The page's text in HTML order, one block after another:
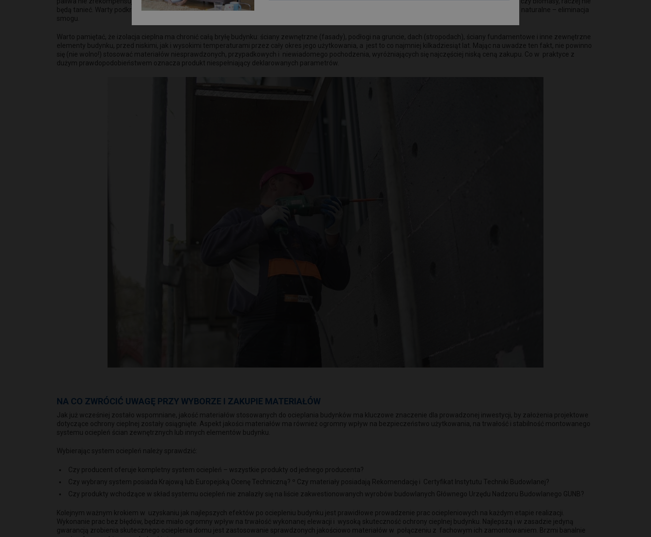
będą tanieć. Warty podkreślenia jest fakt, że redukując znacząco zużycie energii, mocno ogranicza się emisję CO2, co pozytywnie wpływa na środowisko naturalne – eliminacja
smogu.
Warto pamiętać, że izolacja cieplna ma chronić całą bryłę budynku: ściany zewnętrzne (fasady), podłogi na gruncie, dach (stropodach), ściany fundamentowe i inne zewnętrzne
elementy budynku, przed niskimi, jak i wysokimi temperaturami przez cały okres jego użytkowania, a jest to co najmniej kilkadziesiąt lat. Mając na uwadze ten fakt, nie powinno
się (nie wolno!) stosować materiałów niesprawdzonych, przypadkowych i niewiadomego pochodzenia, wyróżniających się najczęściej niską ceną zakupu. Co w praktyce z
dużym prawdopodobieństwem oznacza produkt niespełniający deklarowanych parametrów.
NA CO ZWRÓCIĆ UWAGĘ PRZY WYBORZE I ZAKUPIE MATERIAŁÓW
Jak już wcześniej zostało wspomniane, jakość materiałów stosowanych do ocieplania budynków ma kluczowe znaczenie dla prowadzonej inwestycji, by założenia projektowe
dotyczące ochrony cieplnej zostały osiągnięte. Aspekt jakości materiałów ma również ogromny wpływ na bezpieczeństwo użytkowania, na trwałość i stabilność montowanego
systemu ociepleń ścian zewnętrznych lub innych elementów budynku.
Wybierając system ociepleń należy sprawdzić:
Czy producent oferuje kompletny system ociepleń – wszystkie produkty od jednego producenta?
Czy wybrany system posiada Krajową lub Europejską Ocenę Techniczną? º Czy materiały posiadają Rekomendację i Certyfikat Instytutu Techniki Budowlanej?
Czy produkty wchodzące w skład systemu ociepleń nie znalazły się na liście zakwestionowanych wyrobów budowlanych Głównego Urzędu Nadzoru Budowlanego GUNB?
Kolejnym ważnym krokiem w uzyskaniu jak najlepszych efektów po ociepleniu budynku jest prawidłowe prowadzenie prac ociepleniowych na każdym etapie realizacji.
Wykonanie prac bez błędów, będzie miało ogromny wpływ na trwałość wykonanej elewacji i wysoką skuteczność ochrony cieplnej budynku. Najlepszą i w zasadzie jedyną
gwarancją zrobienia skutecznego ocieplenia domu jest zastosowanie sprawdzonych jakościowo materiałów w połączeniu z fachowym ich zamontowaniem. Brzmi banalnie